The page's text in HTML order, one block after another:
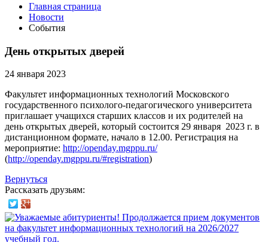
Главная страница
Новости
События
День открытых дверей
24 января 2023
Факультет информационных технологий Московского
государственного психолого-педагогического университета
приглашает учащихся старших классов и их родителей на
день открытых дверей, который состоится 29 января 2023 г. в
дистанционном формате, начало в 12.00. Регистрация на
мероприятие: http://openday.mgppu.ru/
(http://openday.mgppu.ru/#registration)
Вернуться
Рассказать друзьям: